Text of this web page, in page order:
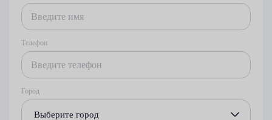
Телефон
Город
Выберите город